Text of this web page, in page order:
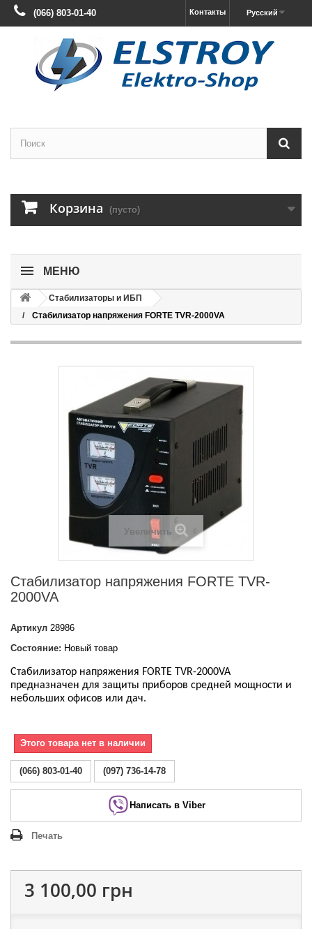
Русский
Контакты
(066) 803-01-40
Корзина (пусто)
МЕНЮ
Стабилизаторы и ИБП
Стабилизатор напряжения FORTE TVR-2000VA
Увеличить
Стабилизатор напряжения FORTE TVR-
2000VA
Артикул 28986
Состояние: Новый товар
Стабилизатор напряжения FORTE TVR-2000VA
предназначен для защиты приборов средней мощности и
небольших офисов или дач.
Этого товара нет в наличии
(066) 803-01-40 (097) 736-14-78
Написать в Viber
Печать
3 100,00 грн